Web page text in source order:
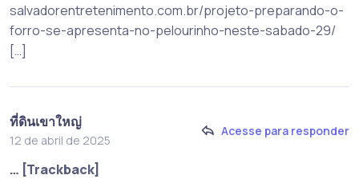
salvadorentretenimento.com.br/projeto-preparando-o-
forro-se-apresenta-no-pelourinho-neste-sabado-29/
[…]
ที่ดินเขาใหญ่
12 de abril de 2025
Acesse para responder
… [Trackback]